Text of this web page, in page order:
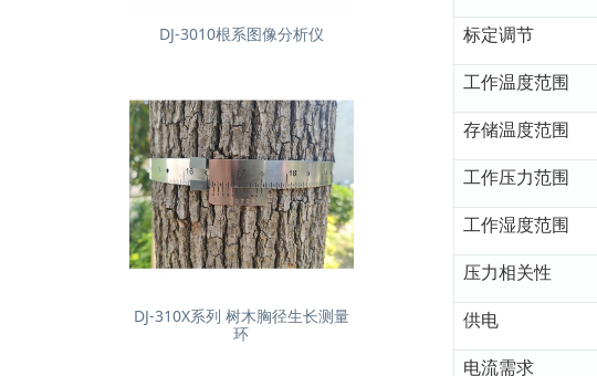
标定调节
工作温度范围
存储温度范围
工作压力范围
工作湿度范围
压力相关性
供电
电流需求
DJ-3010根系图像分析仪
DJ-310X系列 树木胸径生长测量
环